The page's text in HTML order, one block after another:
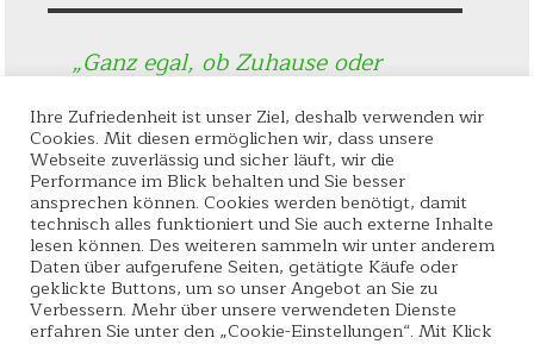
„Ganz egal, ob Zuhause oder
mir immer parat und pflegen
meinen ganzen Körper beim
Duschen. Ich bin ein riesiger Fan
von der Seifensiederei!“
Shari G. aus Würzburg
Ihre Zufriedenheit ist unser Ziel, deshalb verwenden wir
Cookies. Mit diesen ermöglichen wir, dass unsere
Webseite zuverlässig und sicher läuft, wir die
Performance im Blick behalten und Sie besser
ansprechen können. Cookies werden benötigt, damit
technisch alles funktioniert und Sie auch externe Inhalte
lesen können. Des weiteren sammeln wir unter anderem
Daten über aufgerufene Seiten, getätigte Käufe oder
geklickte Buttons, um so unser Angebot an Sie zu
Verbessern. Mehr über unsere verwendeten Dienste
erfahren Sie unter den „Cookie-Einstellungen“. Mit Klick